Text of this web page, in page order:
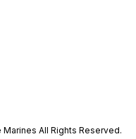
Marines All Rights Reserved.